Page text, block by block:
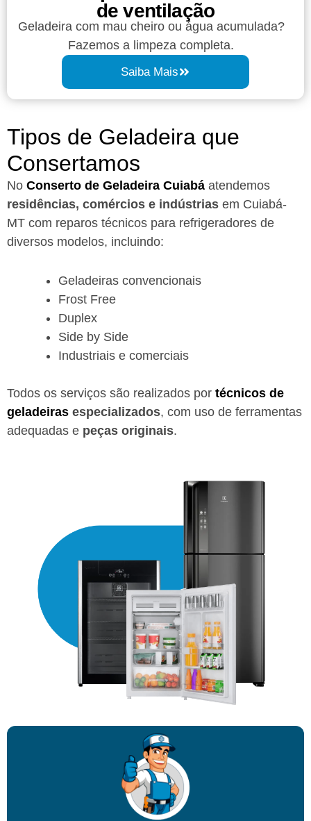
de ventilação
Geladeira com mau cheiro ou água acumulada?
Fazemos a limpeza completa.
Saiba Mais
Tipos de Geladeira que
Consertamos
No Conserto de Geladeira Cuiabá atendemos
residências, comércios e indústrias em Cuiabá-
MT com reparos técnicos para refrigeradores de
diversos modelos, incluindo:
Geladeiras convencionais
Frost Free
Duplex
Side by Side
Industriais e comerciais
Todos os serviços são realizados por técnicos de
geladeiras especializados, com uso de ferramentas
adequadas e peças originais.